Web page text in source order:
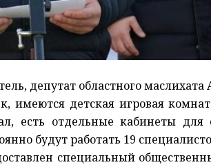
депутат областного
имеются детская игровая
есть отдельные кабинеты для
будут работать 19
специальный